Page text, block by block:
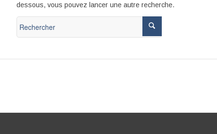
dessous, vous pouvez lancer une autre recherche.